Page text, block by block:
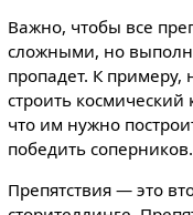
Важно, чтобы все
сложными, но
пропадет. К примеру,
строить
что им нужно
победить соперников.
Препятствия — это